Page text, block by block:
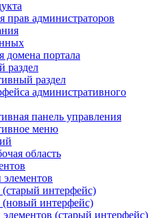
прав администраторов
домена портала
раздел
раздел
административного
панель управления
меню
область
интерфейс)
интерфейс)
(старый интерфейс)